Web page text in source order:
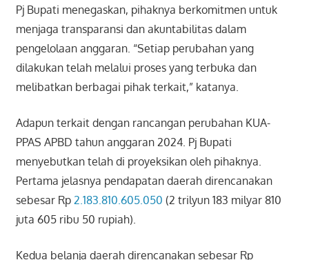
Pj Bupati menegaskan, pihaknya berkomitmen untuk
menjaga transparansi dan akuntabilitas dalam
pengelolaan anggaran. “Setiap perubahan yang
dilakukan telah melalui proses yang terbuka dan
melibatkan berbagai pihak terkait,” katanya.
Adapun terkait dengan rancangan perubahan KUA-
PPAS APBD tahun anggaran 2024. Pj Bupati
menyebutkan telah di proyeksikan oleh pihaknya.
Pertama jelasnya pendapatan daerah direncanakan
sebesar Rp 2.183.810.605.050 (2 trilyun 183 milyar 810
juta 605 ribu 50 rupiah).
Kedua belanja daerah direncanakan sebesar Rp